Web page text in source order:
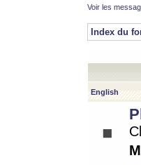
Voir les
Index du
English